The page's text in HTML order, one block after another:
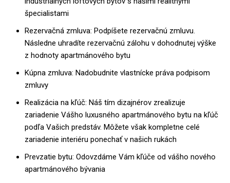
špecialistami
Rezervačná zmluva: Podpíšete rezervačnú zmluvu.
Následne uhradíte rezervačnú zálohu v dohodnutej výške
z hodnoty apartmánového bytu
Kúpna zmluva: Nadobudnite vlastnícke práva podpisom
zmluvy
Realizácia na kľúč: Náš tím dizajnérov zrealizuje
zariadenie Vášho luxusného apartmánového bytu na kľúč
podľa Vašich predstáv. Môžete však kompletne celé
zariadenie interiéru ponechať v našich rukách
Prevzatie bytu: Odovzdáme Vám kľúče od vášho nového
apartmánového bývania